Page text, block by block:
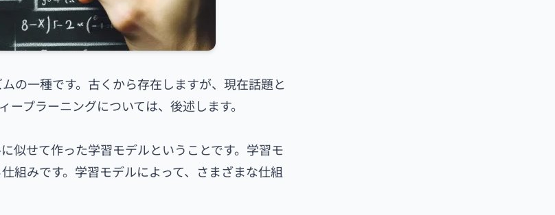
の一種です。古くから存在しますが、現在話題と
プラーニングについては、後述します。
似せて作った学習モデルということです。学習モ
組みです。学習モデルによって、さまざまな仕組